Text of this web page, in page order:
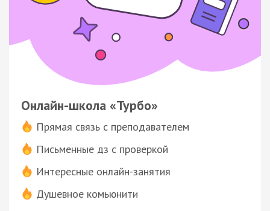
Онлайн-школа «Турбо»
Прямая связь с преподавателем
Письменные дз с проверкой
Интересные онлайн-занятия
Душевное комьюнити